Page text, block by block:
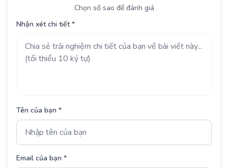
Chọn số sao để đánh giá
Nhận xét chi tiết *
Tên của bạn *
Email của bạn *